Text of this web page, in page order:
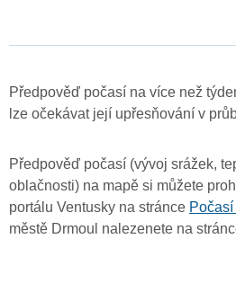
Předpověď počasí na více než
lze očekávat její upřesňování v
Předpověď počasí (vývoj srážek,
oblačnosti) na mapě si můžete
portálu Ventusky na stránce Počasí
městě Drmoul nalezenete na